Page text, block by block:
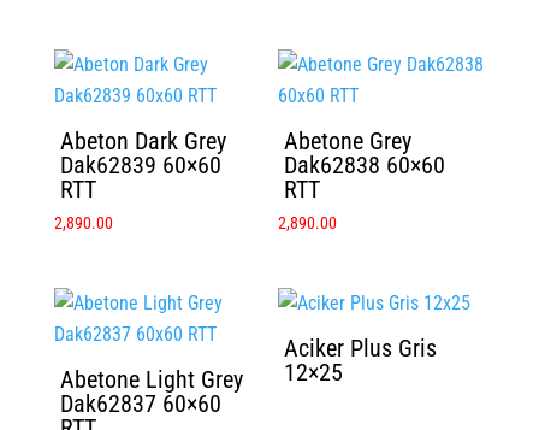
Abeton Dark Grey
Dak62839 60×60
RTT
2,890.00
Abetone Grey
Dak62838 60×60
RTT
2,890.00
Abetone Light Grey
Dak62837 60×60
Aciker Plus Gris
12×25